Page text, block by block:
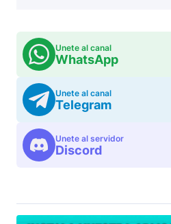
Unete al canal
WhatsApp
Unete al canal
Telegram
Unete al servidor
Discord